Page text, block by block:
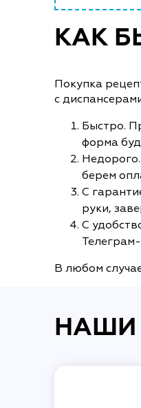
КАК
Покупка
с
Быстро.
форма
берем
С
руки,
С
В любом
НАШИ